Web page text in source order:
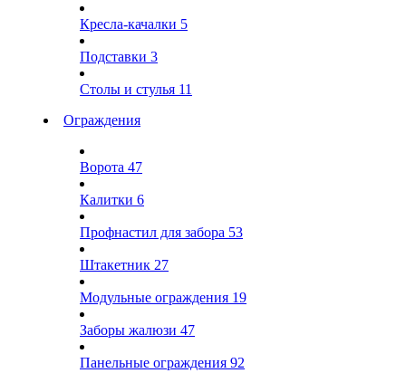
Кресла-качалки 5
Подставки 3
Столы и стулья 11
Ограждения
Ворота 47
Калитки 6
Профнастил для забора 53
Штакетник 27
Модульные ограждения 19
Заборы жалюзи 47
Панельные ограждения 92